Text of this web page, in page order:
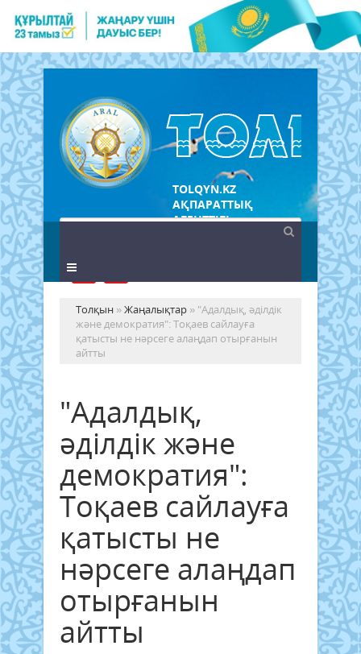
TOLQYN.KZ
АҚПАРАТТЫҚ
АГЕНТТІГІ
Толқын »Жаңалықтар » "Адалдық, әділдік
және демократия": Тоқаев сайлауға
қатысты не нәрсеге алаңдап отырғанын
айтты
"Адалдық,
әділдік және
демократия":
Тоқаев сайлауға
қатысты не
нәрсеге алаңдап
отырғанын
айтты